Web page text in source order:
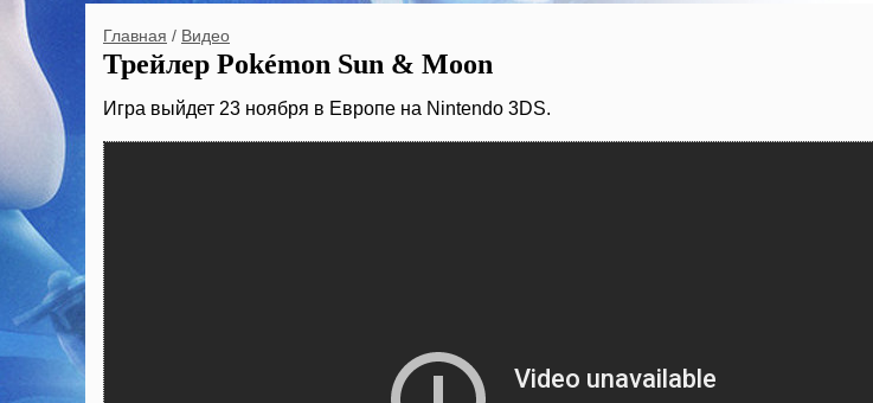
Главная / Видео
Трейлер Pokémon Sun & Moon
Игра выйдет 23 ноября в Европе на Nintendo 3DS.